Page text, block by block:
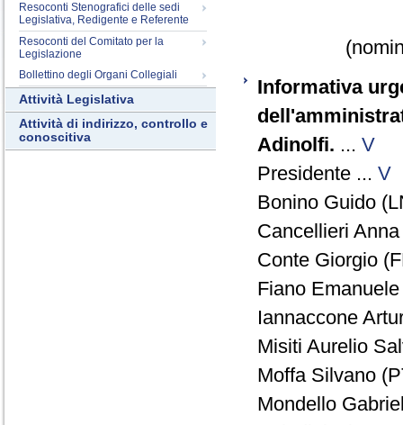
Resoconti Stenografici delle sedi
Legislativa, Redigente e Referente
Resoconti del Comitato per la
Legislazione
Bollettino degli Organi Collegiali
Attività Legislativa
Attività di indirizzo, controllo e
conoscitiva
Informativa
Adinolfi. ... V
Presidente ... V
Bonino Guido
Cancellieri
Conte Giorgio
Fiano
Iannaccone
Misiti Aurelio
Moffa Silvano
Mondello